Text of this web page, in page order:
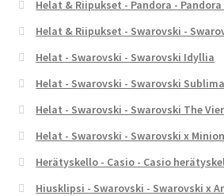
Helat & Riipukset - Pandora -
Helat & Riipukset - Swarovski -
Helat - Swarovski - Swarovski Idyllia
Helat - Swarovski - Swarovski Sublima
Helat - Swarovski - Swarovski The
Helat - Swarovski - Swarovski x
Herätyskello - Casio - Casio
Hiusklipsi - Swarovski - Swarovski x